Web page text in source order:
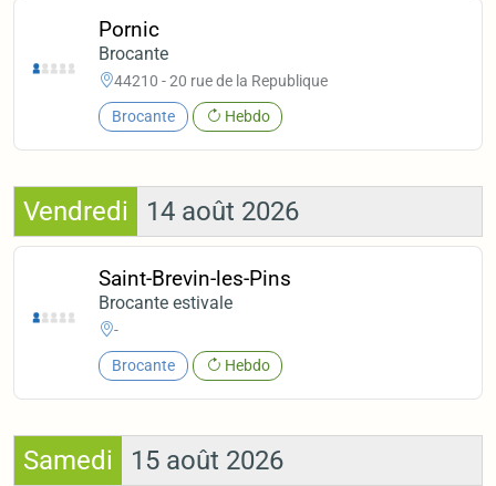
Pornic
Brocante
44210 - 20 rue de la Republique
Brocante Hebdo
Vendredi 14 août 2026
Saint-Brevin-les-Pins
Brocante estivale
-
Brocante Hebdo
Samedi 15 août 2026